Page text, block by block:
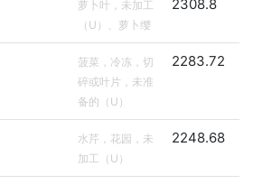
萝卜叶，未加工
（U）、萝卜缨
2308.8
菠菜，冷冻，切
碎或叶片，未准
备的（U）
2283.72
水芹，花园，未
加工（U）
2248.68